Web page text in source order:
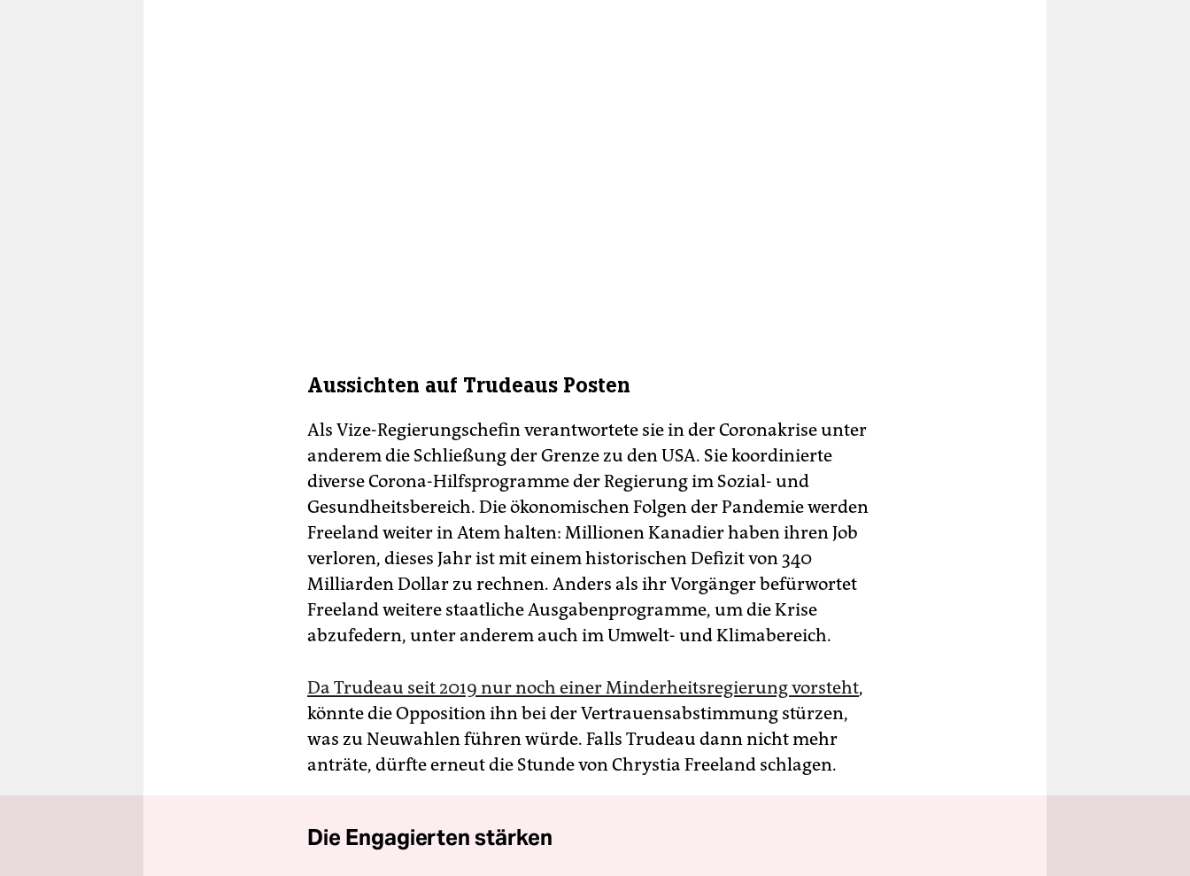
Aussichten auf Trudeaus Posten
Als Vize-Regierungschefin verantwortete sie in der Coronakrise unter
anderem die Schließung der Grenze zu den USA. Sie koordinierte
diverse Corona-Hilfsprogramme der Regierung im Sozial- und
Gesundheitsbereich. Die ökonomischen Folgen der Pandemie werden
Freeland weiter in Atem halten: Millionen Kanadier haben ihren Job
verloren, dieses Jahr ist mit einem historischen Defizit von 340
Milliarden Dollar zu rechnen. Anders als ihr Vorgänger befürwortet
Freeland weitere staatliche Ausgabenprogramme, um die Krise
abzufedern, unter anderem auch im Umwelt- und Klimabereich.
Da Trudeau seit 2019 nur noch einer Minderheitsregierung vorsteht,
könnte die Opposition ihn bei der Vertrauensabstimmung stürzen,
was zu Neuwahlen führen würde. Falls ­Trudeau dann nicht mehr
anträte, dürfte erneut die Stunde von Chrystia Freeland schlagen.
Die Engagierten stärken